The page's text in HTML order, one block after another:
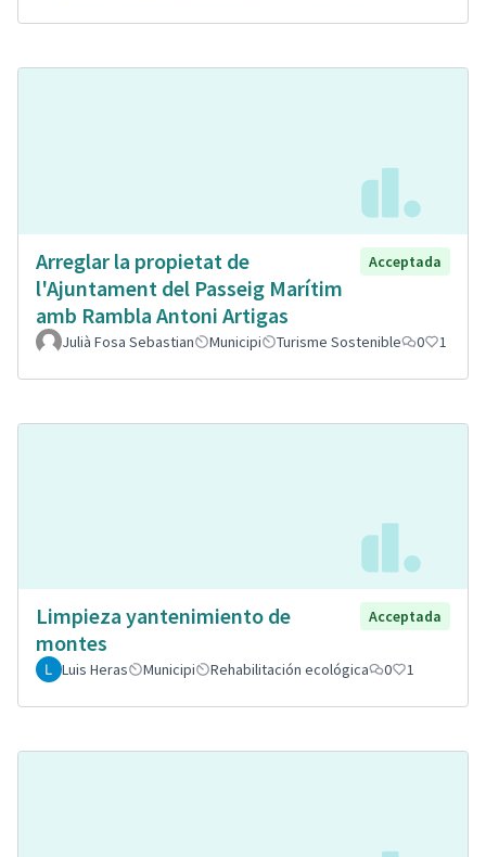
Arreglar la propietat de
l'Ajuntament del Passeig Marítim
amb Rambla Antoni Artigas
Acceptada
Julià Fosa Sebastian Municipi Turisme Sostenible 0 1
Limpieza yantenimiento de
montes
Acceptada
Luis Heras Municipi Rehabilitación ecológica 0 1